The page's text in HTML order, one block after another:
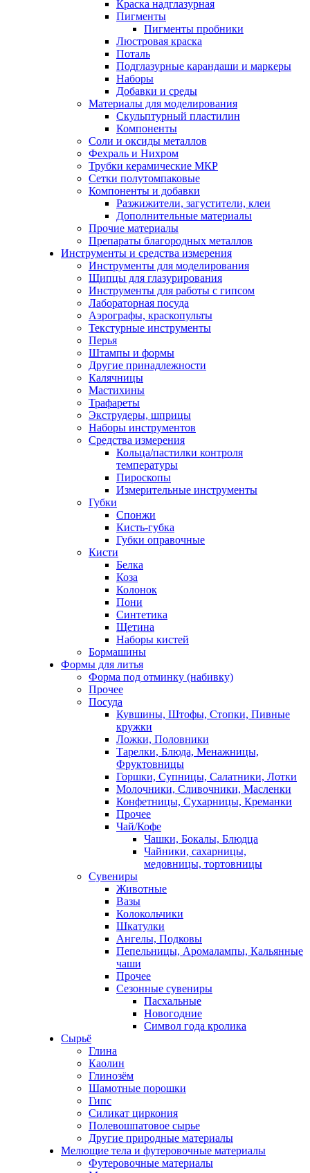
Краска надглазурная
Пигменты
Пигменты пробники
Люстровая краска
Поталь
Подглазурные карандаши и маркеры
Наборы
Добавки и среды
Материалы для моделирования
Скульптурный пластилин
Компоненты
Соли и оксиды металлов
Фехраль и Нихром
Трубки керамические МКР
Сетки полутомпаковые
Компоненты и добавки
Разжижители, загустители, клеи
Дополнительные материалы
Прочие материалы
Препараты благородных металлов
Инструменты и средства измерения
Инструменты для моделирования
Щипцы для глазурирования
Инструменты для работы с гипсом
Лабораторная посуда
Аэрографы, краскопульты
Текстурные инструменты
Перья
Штампы и формы
Другие принадлежности
Калячницы
Мастихины
Трафареты
Экструдеры, шприцы
Наборы инструментов
Средства измерения
Кольца/пастилки контроля
температуры
Пироскопы
Измерительные инструменты
Губки
Спонжи
Кисть-губка
Губки оправочные
Кисти
Белка
Коза
Колонок
Пони
Синтетика
Щетина
Наборы кистей
Бормашины
Формы для литья
Форма под отминку (набивку)
Прочее
Посуда
Кувшины, Штофы, Стопки, Пивные
кружки
Ложки, Половники
Тарелки, Блюда, Менажницы,
Фруктовницы
Горшки, Супницы, Салатники, Лотки
Молочники, Сливочники, Масленки
Конфетницы, Сухарницы, Креманки
Прочее
Чай/Кофе
Чашки, Бокалы, Блюдца
Чайники, сахарницы,
медовницы, тортовницы
Сувениры
Животные
Вазы
Колокольчики
Шкатулки
Ангелы, Подковы
Пепельницы, Аромалампы, Кальянные
чаши
Прочее
Сезонные сувениры
Пасхальные
Новогодние
Символ года кролика
Сырьё
Глина
Каолин
Глинозём
Шамотные порошки
Гипс
Силикат циркония
Полевошпатовое сырье
Другие природные материалы
Мелющие тела и футеровочные материалы
Футеровочные материалы